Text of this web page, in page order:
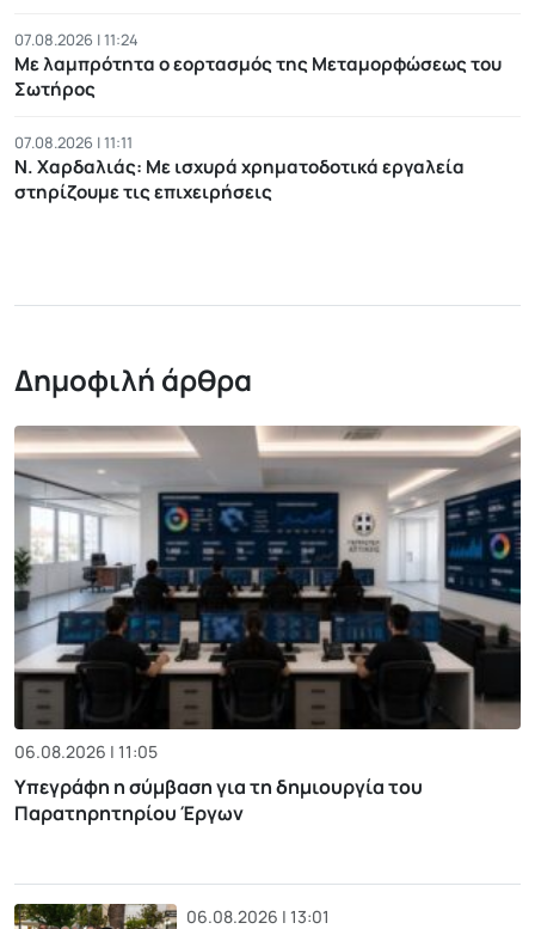
07.08.2026 | 11:24
Με λαμπρότητα ο εορτασμός της Μεταμορφώσεως του
Σωτήρος
07.08.2026 | 11:11
Ν. Χαρδαλιάς: Με ισχυρά χρηματοδοτικά εργαλεία
στηρίζουμε τις επιχειρήσεις
Δημοφιλή άρθρα
06.08.2026 | 11:05
Υπεγράφη η σύμβαση για τη δημιουργία του
Παρατηρητηρίου Έργων
06.08.2026 | 13:01